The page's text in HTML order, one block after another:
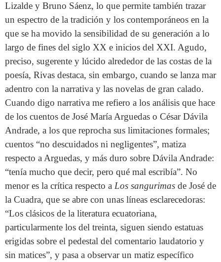
Lizalde y Bruno Sáenz, lo que permite también trazar
un espectro de la tradición y los contemporáneos en la
que se ha movido la sensibilidad de su generación a lo
largo de fines del siglo XX e inicios del XXI. Agudo,
preciso, sugerente y lúcido alrededor de las costas de la
poesía, Rivas destaca, sin embargo, cuando se lanza mar
adentro con la narrativa y las novelas de gran calado.
Cuando digo narrativa me refiero a los análisis que hace
de los cuentos de José María Arguedas o César Dávila
Andrade, a los que reprocha sus limitaciones formales;
cuentos “no descuidados ni negligentes”, matiza
respecto a Arguedas, y más duro sobre Dávila Andrade:
“tenía mucho que decir, pero qué mal escribía”. No
menor es la crítica respecto a Los sangurimas de José de
la Cuadra, que se abre con unas líneas esclarecedoras:
“Los clásicos de la literatura ecuatoriana,
particularmente los del treinta, siguen siendo estatuas
erigidas sobre el pedestal del comentario laudatorio y
sin matices”, y pasa a observar un matiz específico